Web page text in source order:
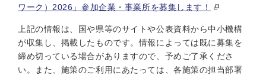
ワーク）2026」参加企業・事業所を募集します！
上記の情報は、国や県等のサイトや公表資料から中小機構
が収集し、掲載したものです。情報によっては既に募集を
締め切っている場合がありますので、予めご了承くださ
い。また、施策のご利用にあたっては、各施策の担当部署